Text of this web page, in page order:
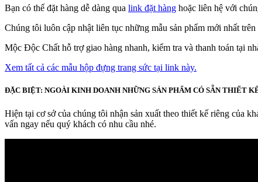
Bạn có thể đặt hàng dễ dàng qua link đặt hàng hoặc liên hệ với
Chúng tôi luôn cập nhật liên tục những mẫu sản phẩm mới nhất trên
Mộc Độc Chất hỗ trợ giao hàng nhanh, kiểm tra và thanh toán tại
Xem tất cả các mẫu hộp đựng trang sức tại link này.
ĐẶC BIỆT: NGOÀI KINH DOANH NHỮNG SẢN PHẨM CÓ SẴN THIẾT
Hiện tại cơ sở của chúng tôi nhận sản xuất theo thiết kế riêng của
vấn ngay nếu quý khách có nhu cầu nhé.